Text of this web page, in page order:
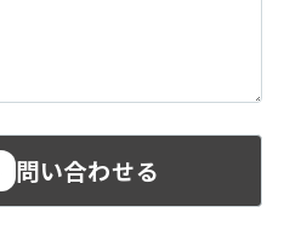
問い合わせる